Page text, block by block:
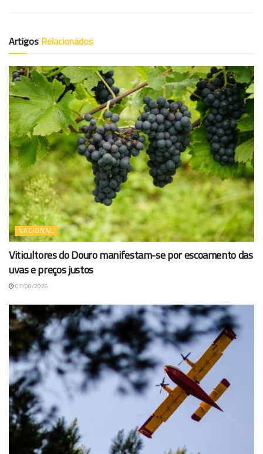
Artigos Relacionados
NACIONAL
Viticultores do Douro manifestam-se por escoamento das
uvas e preços justos
07/08/2026